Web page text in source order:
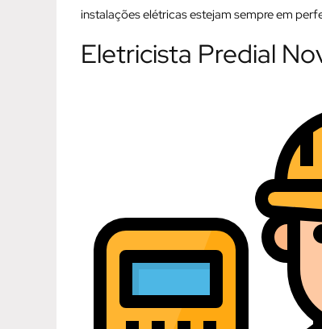
instalações elétricas estejam sempre em
Eletricista Predial